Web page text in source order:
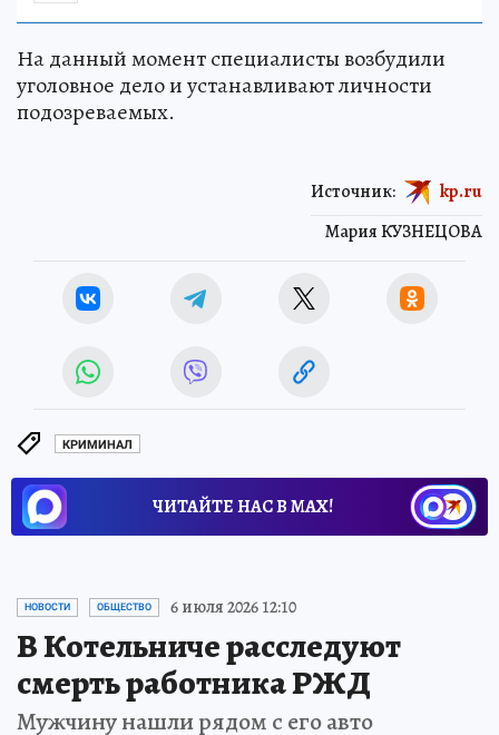
На данный момент специалисты возбудили
уголовное дело и устанавливают личности
подозреваемых.
Мария КУЗНЕЦОВА
Источник: kp.ru
КРИМИНАЛ
ЧИТАЙТЕ НАС В МАХ!
НОВОСТИ ОБЩЕСТВО 6 июля 2026 12:10
В Котельниче расследуют
смерть работника РЖД
Мужчину нашли рядом с его авто